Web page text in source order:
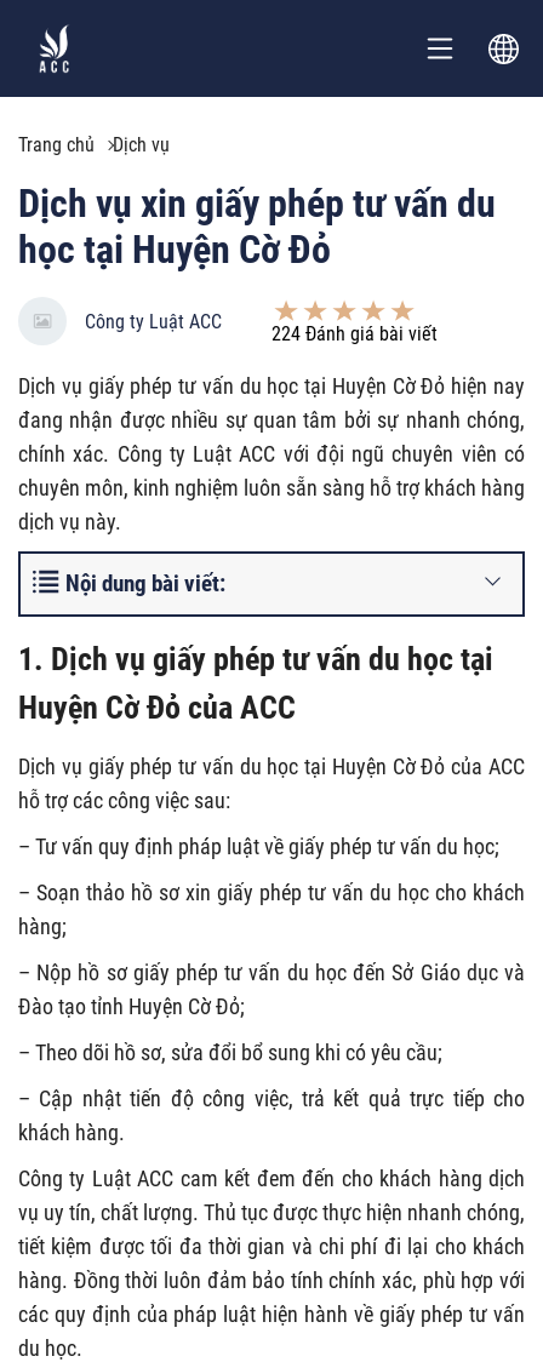
Trang chủ Dịch vụ
Dịch vụ xin giấy phép tư vấn du
học tại Huyện Cờ Đỏ
Công ty Luật ACC
224 Đánh giá bài viết
Dịch vụ giấy phép tư vấn du học tại Huyện Cờ Đỏ hiện nay
đang nhận được nhiều sự quan tâm bởi sự nhanh chóng,
chính xác. Công ty Luật ACC với đội ngũ chuyên viên có
chuyên môn, kinh nghiệm luôn sẵn sàng hỗ trợ khách hàng
dịch vụ này.
Nội dung bài viết:
1. Dịch vụ giấy phép tư vấn du học tại
Huyện Cờ Đỏ của ACC
Dịch vụ giấy phép tư vấn du học tại Huyện Cờ Đỏ của ACC
hỗ trợ các công việc sau:
– Tư vấn quy định pháp luật về giấy phép tư vấn du học;
– Soạn thảo hồ sơ xin giấy phép tư vấn du học cho khách
hàng;
– Nộp hồ sơ giấy phép tư vấn du học đến Sở Giáo dục và
Đào tạo tỉnh Huyện Cờ Đỏ;
– Theo dõi hồ sơ, sửa đổi bổ sung khi có yêu cầu;
– Cập nhật tiến độ công việc, trả kết quả trực tiếp cho
khách hàng.
Công ty Luật ACC cam kết đem đến cho khách hàng dịch
vụ uy tín, chất lượng. Thủ tục được thực hiện nhanh chóng,
tiết kiệm được tối đa thời gian và chi phí đi lại cho khách
hàng. Đồng thời luôn đảm bảo tính chính xác, phù hợp với
các quy định của pháp luật hiện hành về giấy phép tư vấn
du học.